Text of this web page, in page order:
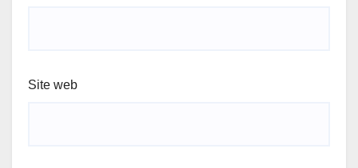
Site web